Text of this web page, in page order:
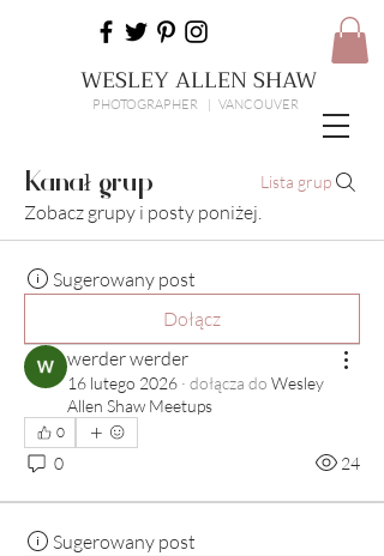
WESLEY ALLEN SHAW
PHOTOGRAPHER | VANCOUVER
Kanał grup Lista grup
Zobacz grupy i posty poniżej.
Sugerowany post
Dołącz
werder werder
16 lutego 2026 · dołącza do Wesley
Allen Shaw Meetups
0
0 24
Sugerowany post